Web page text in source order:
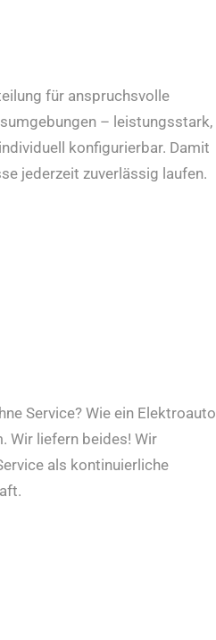
für anspruchsvolle
– leistungsstark,
konfigurierbar. Damit
jederzeit zuverlässig laufen.
Service? Wie ein Elektroauto
Wir liefern beides! Wir
als kontinuierliche